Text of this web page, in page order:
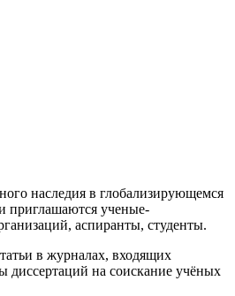
наследия в глобализирующемся
приглашаются ученые-
аспиранты, студенты.
в журналах, входящих
диссертаций на соискание учёных